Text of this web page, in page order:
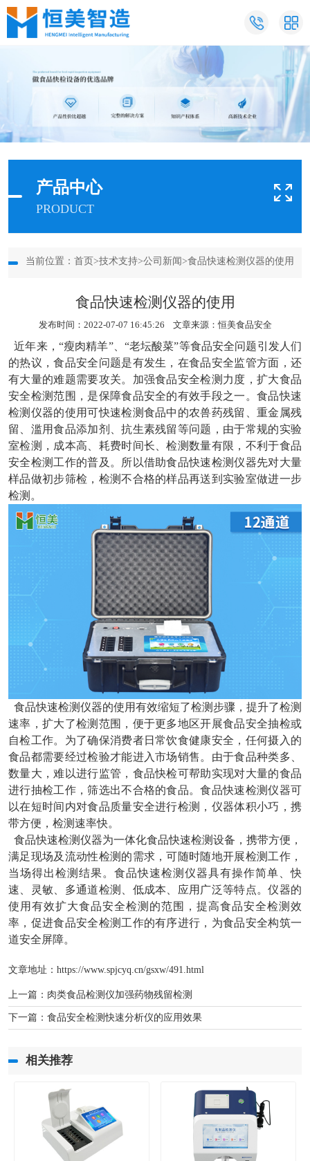
产品中心
PRODUCT
当前位置： 首页 >技术支持>公司新闻>食品快速检测仪器的使用
食品快速检测仪器的使用
发布时间：2022-07-07 16:45:26 文章来源：恒美食品安全
近年来，“瘦肉精羊”、“老坛酸菜”等食品安全问题引发人们
的热议，食品安全问题是有发生，在食品安全监管方面，还
有大量的难题需要攻关。加强食品安全检测力度，扩大食品
安全检测范围，是保障食品安全的有效手段之一。食品快速
检测仪器的使用可快速检测食品中的农兽药残留、重金属残
留、滥用食品添加剂、抗生素残留等问题，由于常规的实验
室检测，成本高、耗费时间长、检测数量有限，不利于食品
安全检测工作的普及。所以借助食品快速检测仪器先对大量
样品做初步筛检，检测不合格的样品再送到实验室做进一步
检测。
食品快速检测仪器的使用有效缩短了检测步骤，提升了检测
速率，扩大了检测范围，便于更多地区开展食品安全抽检或
自检工作。为了确保消费者日常饮食健康安全，任何摄入的
食品都需要经过检验才能进入市场销售。由于食品种类多、
数量大，难以进行监管，食品快检可帮助实现对大量的食品
进行抽检工作，筛选出不合格的食品。食品快速检测仪器可
以在短时间内对食品质量安全进行检测，仪器体积小巧，携
带方便，检测速率快。
食品快速检测仪器为一体化食品快速检测设备，携带方便，
满足现场及流动性检测的需求，可随时随地开展检测工作，
当场得出检测结果。食品快速检测仪器具有操作简单、快
速、灵敏、多通道检测、低成本、应用广泛等特点。仪器的
使用有效扩大食品安全检测的范围，提高食品安全检测效
率，促进食品安全检测工作的有序进行，为食品安全构筑一
道安全屏障。
文章地址： https://www.spjcyq.cn/gsxw/491.html
上一篇： 肉类食品检测仪加强药物残留检测
下一篇： 食品安全检测快速分析仪的应用效果
相关推荐